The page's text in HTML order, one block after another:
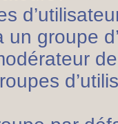
groupe